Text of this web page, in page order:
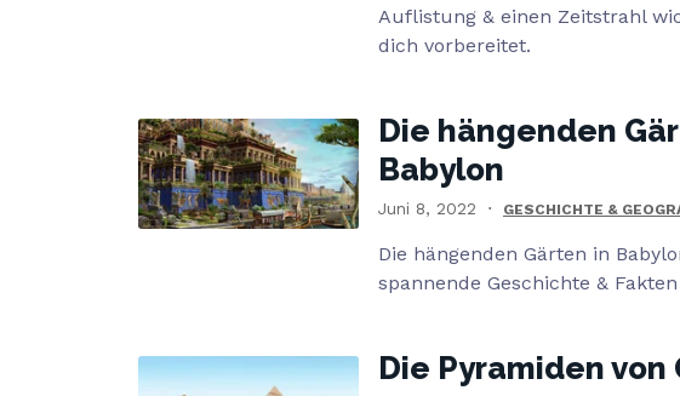
Auflistung & einen Zeitstrahl
dich vorbereitet.
Die hängenden
Babylon
Juni 8, 2022 GESCHICHTE &
Die hängenden Gärten in
spannende Geschichte &
Die Pyramiden von